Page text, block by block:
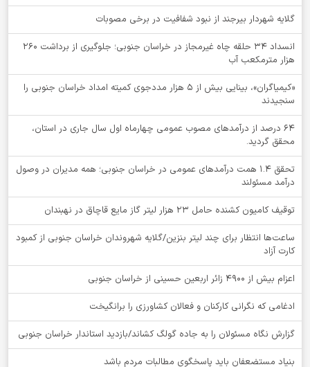
گلایه شهردار بیرجند از نبود شفافیت در برخی مصوبات
انسداد ۳۴ حلقه چاه غیرمجاز در خراسان جنوبی؛ جلوگیری از برداشت ۲۶۰
هزار مترمکعب آب
«کیمیاگران»، بینایی بیش از ۵ هزار مددجوی کمیته امداد خراسان جنوبی را
سنجیدند
64 درصد از درآمدهای مصوب عمومی چهارماه اول سال جاری در استان،
محقق گردید.
تحقق ۱.۴ همت درآمدهای عمومی در خراسان جنوبی؛ همه مدیران در وصول
درآمد مسئولند
توقيف کامیون کشنده حامل 23 هزار لیتر گاز مایع قاچاق در نهبندان
ساعت‌ها انتظار برای چند لیتر بنزین/گلایه شهروندان خراسان جنوبی از کمبود
کارت آزاد
اعزام بیش از 4900 زائر اربعین حسینی از خراسان جنوبی
ادغامی که نگرانی کارکنان و فعالان کشاورزی را برانگیخت
گزارش نگاه مسئولان را به جاده گولگ کشاند/بازدید استاندار خراسان جنوبی
بنیاد مستضعفان باید پاسخگوی مطالبات مردم باشد